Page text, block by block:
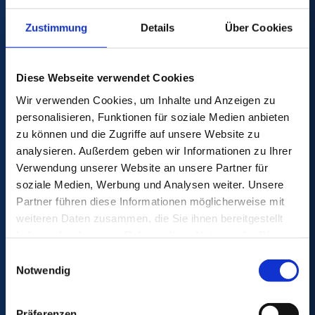
Zustimmung Details Über Cookies
Diese Webseite verwendet Cookies
Wir verwenden Cookies, um Inhalte und Anzeigen zu
personalisieren, Funktionen für soziale Medien anbieten
zu können und die Zugriffe auf unsere Website zu
analysieren. Außerdem geben wir Informationen zu Ihrer
Verwendung unserer Website an unsere Partner für
soziale Medien, Werbung und Analysen weiter. Unsere
Partner führen diese Informationen möglicherweise mit
weiteren Daten zusammen, die Sie ihnen bereitgestellt
Notwendig
DACHSER & KOLB
87437 Kempten
Tel:
+49 831 59206 0
Fax:
+49 831 59206 119
Mail: info@dachser-kolb.de
Umzugskostenrechner